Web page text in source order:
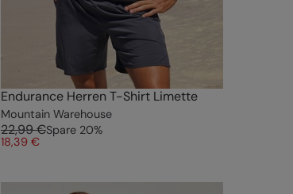
Endurance Herren T-Shirt Limette
Mountain Warehouse
22,99 €Spare 20%
18,39 €